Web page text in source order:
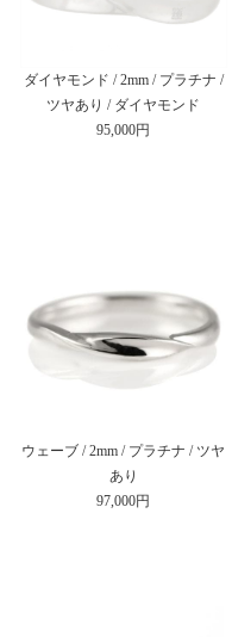
ダイヤモンド / 2mm / プラチナ /
ツヤあり / ダイヤモンド
95,000円
ウェーブ / 2mm / プラチナ / ツヤ
あり
97,000円